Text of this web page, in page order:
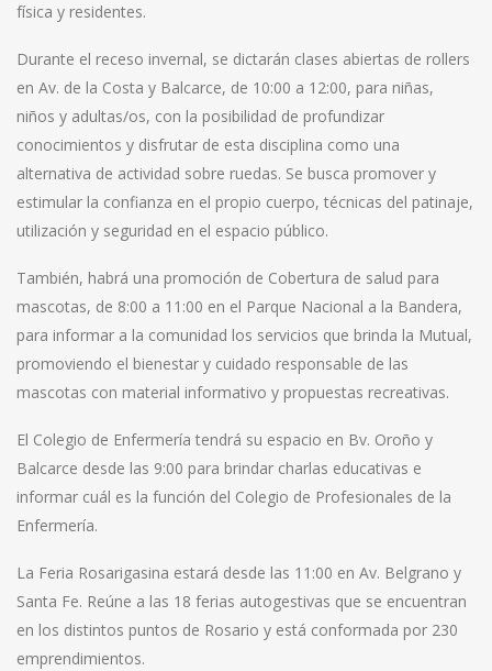
física y residentes.
Durante el receso invernal, se dictarán clases abiertas de rollers
en Av. de la Costa y Balcarce, de 10:00 a 12:00, para niñas,
niños y adultas/os, con la posibilidad de profundizar
conocimientos y disfrutar de esta disciplina como una
alternativa de actividad sobre ruedas. Se busca promover y
estimular la confianza en el propio cuerpo, técnicas del patinaje,
utilización y seguridad en el espacio público.
También, habrá una promoción de Cobertura de salud para
mascotas, de 8:00 a 11:00 en el Parque Nacional a la Bandera,
para informar a la comunidad los servicios que brinda la Mutual,
promoviendo el bienestar y cuidado responsable de las
mascotas con material informativo y propuestas recreativas.
El Colegio de Enfermería tendrá su espacio en Bv. Oroño y
Balcarce desde las 9:00 para brindar charlas educativas e
informar cuál es la función del Colegio de Profesionales de la
Enfermería.
La Feria Rosarigasina estará desde las 11:00 en Av. Belgrano y
Santa Fe. Reúne a las 18 ferias autogestivas que se encuentran
en los distintos puntos de Rosario y está conformada por 230
emprendimientos.